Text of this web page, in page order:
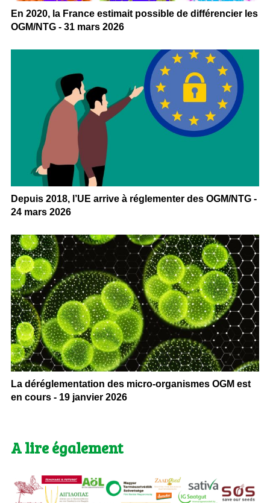
En 2020, la France estimait possible de différencier les
OGM/NTG - 31 mars 2026
Depuis 2018, l’UE arrive à réglementer des OGM/NTG -
24 mars 2026
La déréglementation des micro-organismes OGM est
en cours - 19 janvier 2026
A lire également